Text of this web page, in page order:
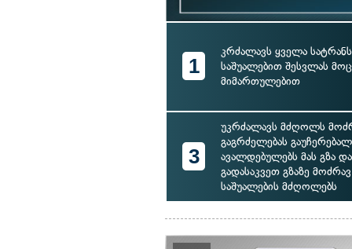
1
კრძალავს ყველა
საშუალებით შესვლას
მიმართულებით
3
უკრძალავს მძღოლს
გაგრძელებას
ავალდებულებს მას გზა
გადასაკვეთ გზაზე
საშუალების მძღოლებს